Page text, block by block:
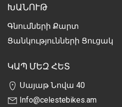
ԽԱՆՈՒԹ
Գնումների Քարտ
Ցանկությունների Ցուցակ
ԿԱՊ ՄԵԶ ՀԵՏ
Սայաթ Նովա 40
Info@celestebikes.am